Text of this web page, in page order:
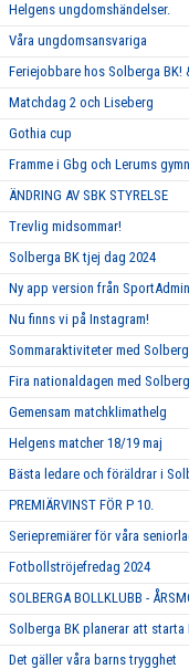
Helgens ungdomshändelser.
Våra ungdomsansvariga
Feriejobbare hos Solberga BK!
Matchdag 2 och Liseberg
Gothia cup
Framme i Gbg och Lerums
ÄNDRING AV SBK STYRELSE
Trevlig midsommar!
Solberga BK tjej dag 2024
Ny app version från SportAdmin
Nu finns vi på Instagram!
Sommaraktiviteter med
Fira nationaldagen med
Gemensam matchklimathelg
Helgens matcher 18/19 maj
Bästa ledare och föräldrar i
PREMIÄRVINST FÖR P 10.
Seriepremiärer för våra
Fotbollströjefredag 2024
SOLBERGA BOLLKLUBB -
Solberga BK planerar att starta
Det gäller våra barns trygghet